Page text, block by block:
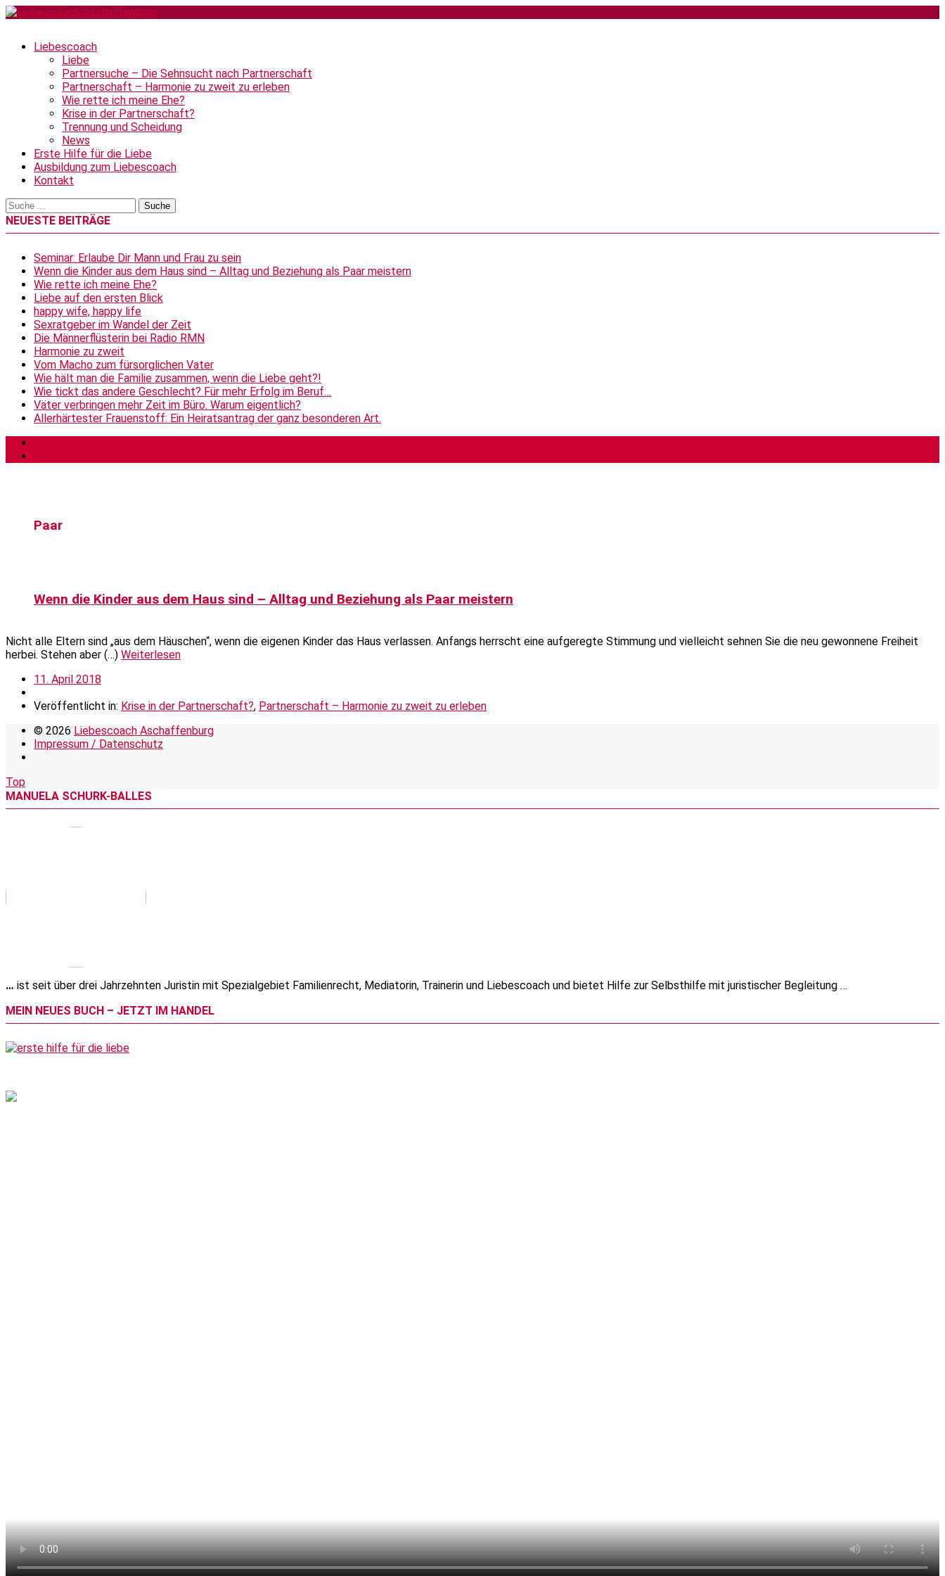
Liebescoach
Liebe
Partnersuche – Die Sehnsucht nach Partnerschaft
Partnerschaft – Harmonie zu zweit zu erleben
Wie rette ich meine Ehe?
Krise in der Partnerschaft?
Trennung und Scheidung
News
Erste Hilfe für die Liebe
Ausbildung zum Liebescoach
Kontakt
NEUESTE BEITRÄGE
Seminar: Erlaube Dir Mann und Frau zu sein
Wenn die Kinder aus dem Haus sind – Alltag und Beziehung als Paar meistern
Wie rette ich meine Ehe?
Liebe auf den ersten Blick
happy wife, happy life
Sexratgeber im Wandel der Zeit
Die Männerflüsterin bei Radio RMN
Harmonie zu zweit
Vom Macho zum fürsorglichen Vater
Wie hält man die Familie zusammen, wenn die Liebe geht?!
Wie tickt das andere Geschlecht? Für mehr Erfolg im Beruf…
Väter verbringen mehr Zeit im Büro. Warum eigentlich?
Allerhärtester Frauenstoff: Ein Heiratsantrag der ganz besonderen Art.
Paar
Wenn die Kinder aus dem Haus sind – Alltag und Beziehung als Paar meistern
Nicht alle Eltern sind „aus dem Häuschen“, wenn die eigenen Kinder das Haus verlassen. Anfangs herrscht eine aufgeregte Stimmung und vielleicht sehnen Sie die neu gewonnene Freiheit
herbei. Stehen aber (…) Weiterlesen
11. April 2018
Veröffentlicht in: Krise in der Partnerschaft?, Partnerschaft – Harmonie zu zweit zu erleben
© 2026 Liebescoach Aschaffenburg
Impressum / Datenschutz
Top
MANUELA SCHURK-BALLES
… ist seit über drei Jahrzehnten Juristin mit Spezialgebiet Familienrecht, Mediatorin, Trainerin und Liebescoach und bietet Hilfe zur Selbsthilfe mit juristischer Begleitung …
MEIN NEUES BUCH – JETZT IM HANDEL